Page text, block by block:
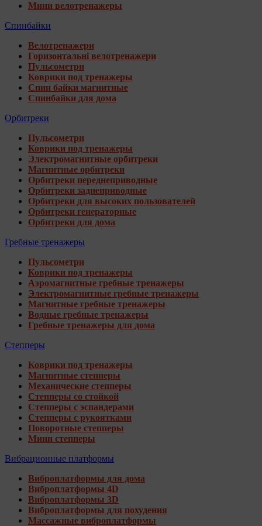
Мини велотренажеры
Спинбайки
Велотренажери
Горизонтальні велотренажери
Пульсометри
Коврики под тренажеры
Спин байки магнитные
Спинбайки для дома
Орбитреки
Пульсометри
Коврики под тренажеры
Электромагнитные орбитреки
Магнитные орбитреки
Орбитреки переднеприводные
Орбитреки заднеприводные
Орбитреки для высоких пользователей
Орбитреки генераторные
Орбитреки для дома
Гребные тренажеры
Пульсометри
Коврики под тренажеры
Аэромагнитные гребные тренажеры
Электромагнитные гребные тренажеры
Магнитные гребные тренажеры
Водные гребные тренажеры
Гребные тренажеры для дома
Степперы
Коврики под тренажеры
Магнитные степперы
Механические степперы
Степперы со стойкой
Степперы с эспандерами
Степперы с рукоятками
Поворотные степперы
Мини степперы
Вибрационные платформы
Виброплатформы для дома
Виброплатформы 4D
Виброплатформы 3D
Виброплатформы для похудения
Массажные виброплатформы